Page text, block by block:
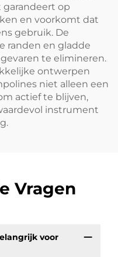
op
en voorkomt dat
gebruik. De
randen en gladde
te elimineren.
ontwerpen
niet alleen een
actief te blijven,
instrument
Vragen
voor